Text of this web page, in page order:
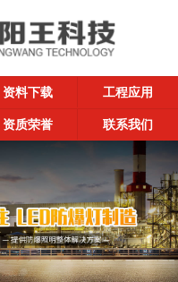
资料下载 工程应用
资质荣誉 联系我们